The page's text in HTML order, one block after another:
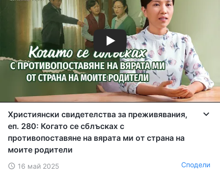
Християнски свидетелства за преживявания,
еп. 280: Когато се сблъсках с
противопоставяне на вярата ми от страна на
моите родители
16 май 2025 Сподели